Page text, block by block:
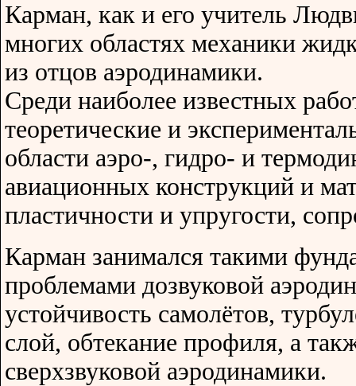
Карман, как и его учитель
многих областях механики
из отцов аэродинамики.
Среди наиболее известных
теоретические и
области аэро-, гидро- и
авиационных конструкций и
пластичности и упругости,
Карман занимался такими
проблемами дозвуковой
устойчивость самолётов,
слой, обтекание профиля, а
сверхзвуковой аэродинамики.